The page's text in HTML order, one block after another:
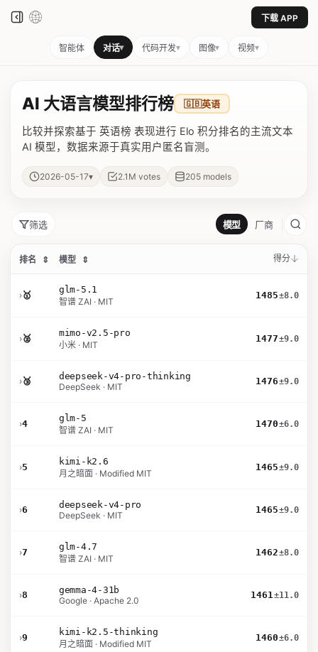
下载 APP
智能体 对话▾ 代码开发▾ 图像▾ 视频▾
AI 大语言模型排行榜 🇬🇧英语
比较并探索基于 英语榜 表现进行 Elo 积分排名的主流文本
AI 模型，数据来源于真实用户匿名盲测。
2026-05-17▾ 2.1M votes 205 models
筛选 模型 厂商
排名 ⇕ 模型 ⇕ 得分
›🥇
glm-5.1
智谱 ZAI · MIT
1485±8.0
›🥈
mimo-v2.5-pro
小米 · MIT
1477±9.0
›🥉
deepseek-v4-pro-thinking
DeepSeek · MIT
1476±9.0
›4
glm-5
智谱 ZAI · MIT
1470±6.0
›5
kimi-k2.6
月之暗面 · Modified MIT
1465±9.0
›6
deepseek-v4-pro
DeepSeek · MIT
1465±9.0
›7
glm-4.7
智谱 ZAI · MIT
1462±8.0
›8
gemma-4-31b
Google · Apache 2.0
1461±11.0
›9
kimi-k2.5-thinking
月之暗面 · Modified MIT
1460±6.0